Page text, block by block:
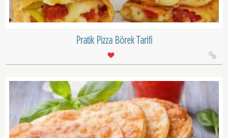
Pratik Pizza Börek Tarifi